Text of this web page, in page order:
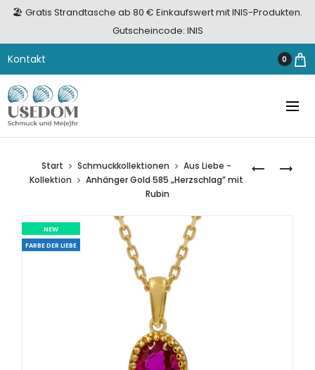
🏖️ Gratis Strandtasche ab 80 € Einkaufswert mit INIS-Produkten.
Gutscheincode: INIS
Kontakt 0
ANHÄNGER
ANHÄNGER
Start Schmuckkollektionen
Aus Liebe -
Kollektion
Anhänger Gold 585 „Herzschlag” mit
Rubin
NEW
FARBE DER LIEBE